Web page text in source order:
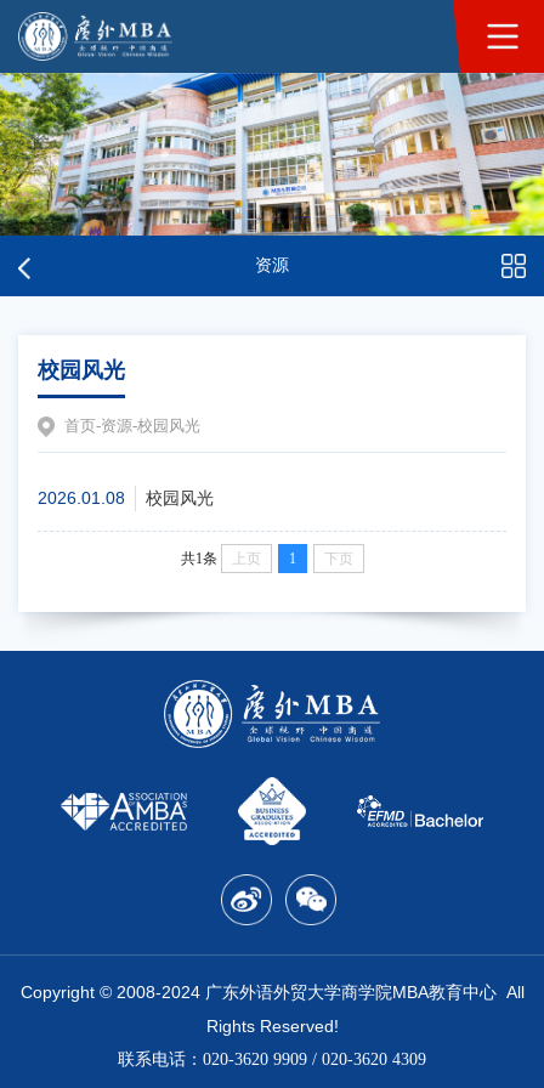
资源
校园风光
首页-资源-校园风光
2026.01.08 校园风光
共1条 上页 1 下页
Copyright ©2008-2024 广东外语外贸大学商学院MBA教育中心 All
Rights Reserved!
联系电话：020-3620 9909 / 020-3620 4309